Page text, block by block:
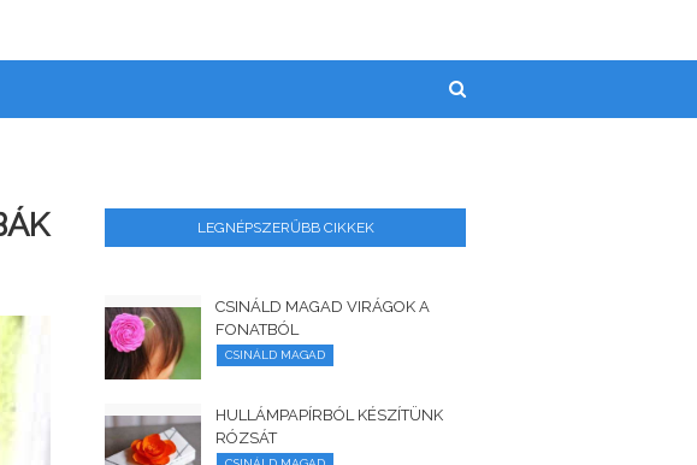
LEGNÉPSZERŰBB CIKKEK
CSINÁLD MAGAD VIRÁGOK A
FONATBÓL
CSINÁLD MAGAD
HULLÁMPAPÍRBÓL KÉSZÍTÜNK
RÓZSÁT